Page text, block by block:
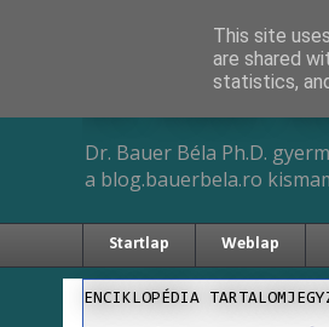
Dr. Bauer
Dr. Bauer Béla Ph.D.
a blog.bauerbela.ro
Startlap Weblap
ENCIKLOPÉDIA
This site
are shared
statistics,